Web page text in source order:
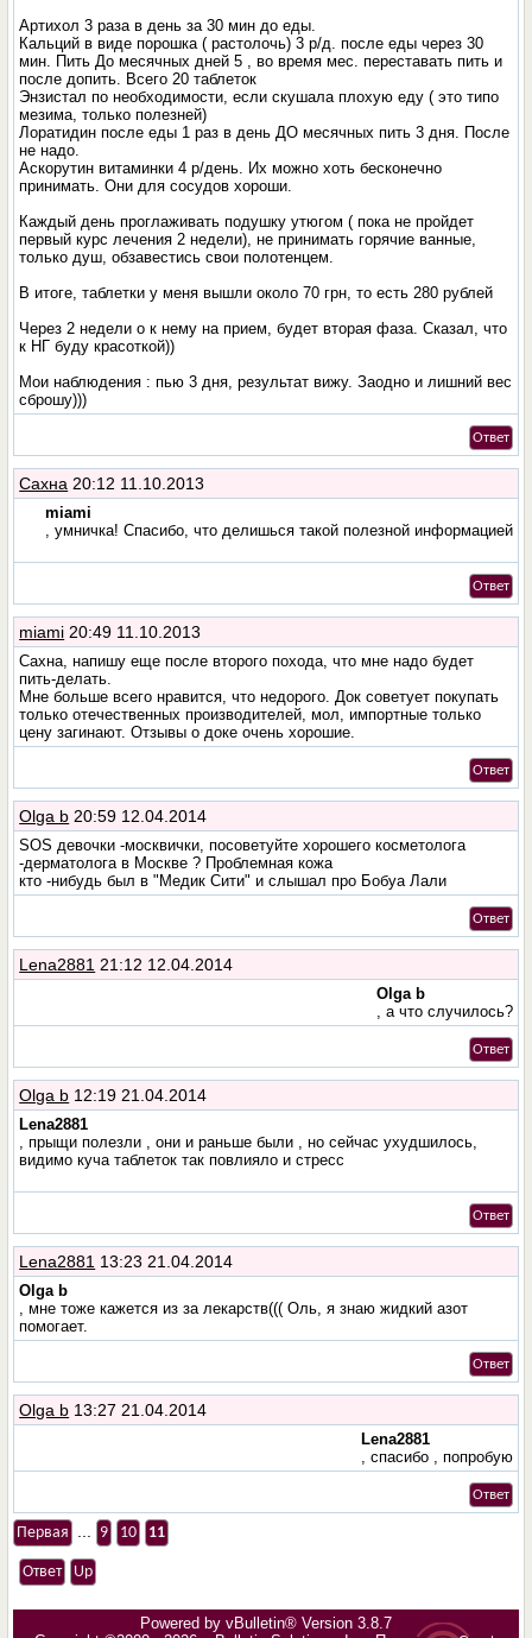
Артихол 3 раза в день за 30 мин до еды.
Кальций в виде порошка ( растолочь) 3 р/д. после еды через 30
мин. Пить До месячных дней 5 , во время мес. переставать пить и
после допить. Всего 20 таблеток
Энзистал по необходимости, если скушала плохую еду ( это типо
мезима, только полезней)
Лоратидин после еды 1 раз в день ДО месячных пить 3 дня. После
не надо.
Аскорутин витаминки 4 р/день. Их можно хоть бесконечно
принимать. Они для сосудов хороши.
Каждый день проглаживать подушку утюгом ( пока не пройдет
первый курс лечения 2 недели), не принимать горячие ванные,
только душ, обзавестись свои полотенцем.
В итоге, таблетки у меня вышли около 70 грн, то есть 280 рублей
Через 2 недели о к нему на прием, будет вторая фаза. Сказал, что
к НГ буду красоткой))
Мои наблюдения : пью 3 дня, результат вижу. Заодно и лишний вес
сброшу)))
Ответ
Сахна 20:12 11.10.2013
miami
, умничка! Спасибо, что делишься такой полезной информацией
Ответ
miami 20:49 11.10.2013
Сахна, напишу еще после второго похода, что мне надо будет
пить-делать.
Мне больше всего нравится, что недорого. Док советует покупать
только отечественных производителей, мол, импортные только
цену загинают. Отзывы о доке очень хорошие.
Ответ
Olga b 20:59 12.04.2014
SOS девочки -москвички, посоветуйте хорошего косметолога
-дерматолога в Москве ? Проблемная кожа
кто -нибудь был в "Медик Сити" и слышал про Бобуа Лали
Ответ
Lena2881 21:12 12.04.2014
Olga b
, а что случилось?
Ответ
Olga b 12:19 21.04.2014
Lena2881
, прыщи полезли , они и раньше были , но сейчас ухудшилось,
видимо куча таблеток так повлияло и стресс
Ответ
Lena2881 13:23 21.04.2014
Olga b
, мне тоже кажется из за лекарств((( Оль, я знаю жидкий азот
помогает.
Ответ
Olga b 13:27 21.04.2014
Lena2881
, спасибо , попробую
Ответ
Первая 9 10 11
Ответ Up
Powered by vBulletin® Version 3.8.7